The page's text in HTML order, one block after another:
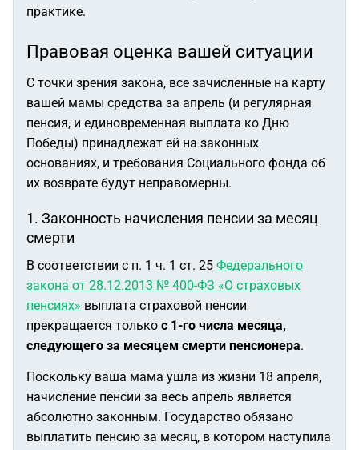
практике.
Правовая оценка вашей ситуации
С точки зрения закона, все зачисленные на карту
вашей мамы средства за апрель (и регулярная
пенсия, и единовременная выплата ко Дню
Победы) принадлежат ей на законных
основаниях, и требования Социального фонда об
их возврате будут неправомерны.
1. Законность начисления пенсии за месяц
смерти
В соответствии с п. 1 ч. 1 ст. 25 Федерального
закона от 28.12.2013 № 400-ФЗ «О страховых
пенсиях» выплата страховой пенсии
прекращается только с 1-го числа месяца,
следующего за месяцем смерти пенсионера.
Поскольку ваша мама ушла из жизни 18 апреля,
начисление пенсии за весь апрель является
абсолютно законным. Государство обязано
выплатить пенсию за месяц, в котором наступила